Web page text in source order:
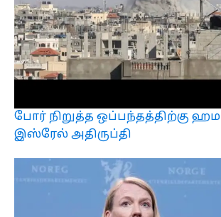
போர் நிறுத்த ஒப்பந்தத்திற்கு
இஸ்ரேல் அதிருப்தி